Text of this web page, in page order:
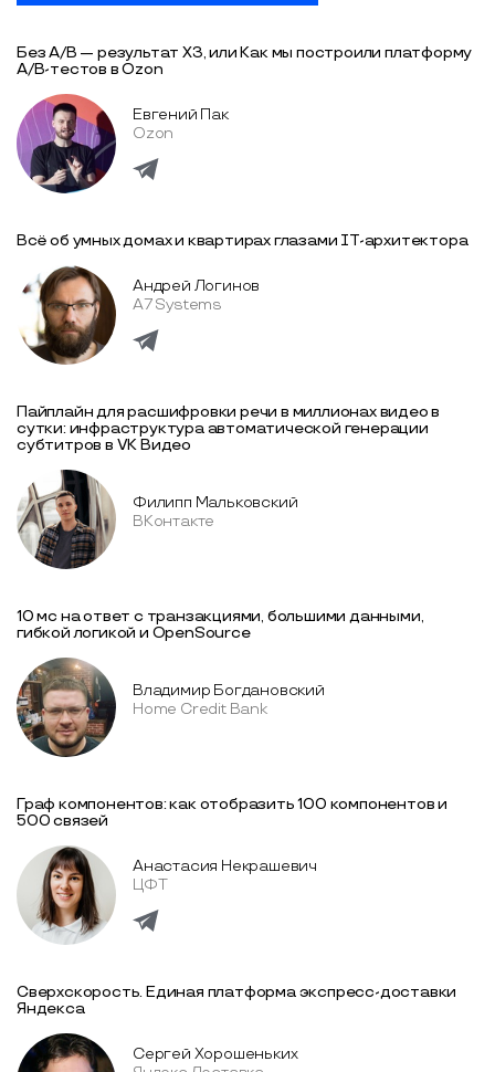
Без A/B — результат XЗ, или Как мы построили платформу
A/B-тестов в Ozon
Евгений Пак
Ozon
Всё об умных домах и квартирах глазами IT-архитектора
Андрей Логинов
A7 Systems
Пайплайн для расшифровки речи в миллионах видео в
сутки: инфраструктура автоматической генерации
субтитров в VK Видео
Филипп Мальковский
ВКонтакте
10 мс на ответ с транзакциями, большими данными,
гибкой логикой и OpenSource
Владимир Богдановский
Home Credit Bank
Граф компонентов: как отобразить 100 компонентов и
500 связей
Анастасия Некрашевич
ЦФТ
Сверхскорость. Единая платформа экспресс-доставки
Яндекса
Сергей Хорошеньких